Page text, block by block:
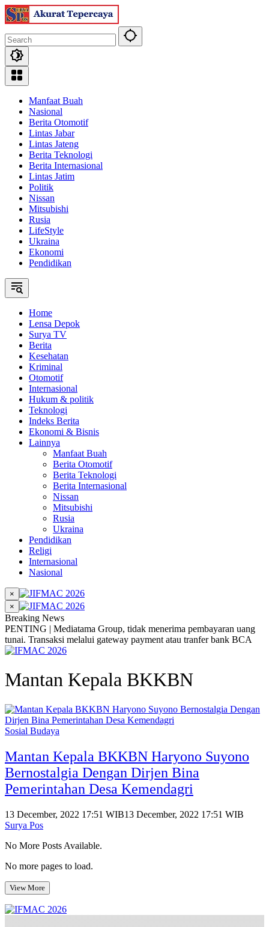
Skip
to
Manfaat Buah
Nasional
Berita Otomotif
Lintas Jabar
Lintas Jateng
Berita Teknologi
Berita Internasional
Lintas Jatim
Politik
Nissan
Mitsubishi
Rusia
LifeStyle
Ukraina
Ekonomi
Pendidikan
Home
Lensa Depok
Surya TV
Berita
Kesehatan
Kriminal
Otomotif
Internasional
Hukum & politik
Teknologi
Indeks Berita
Ekonomi & Bisnis
Lainnya
Manfaat Buah
Berita Otomotif
Berita Teknologi
Berita Internasional
Nissan
Mitsubishi
Rusia
Ukraina
Pendidikan
Religi
Internasional
Nasional
×
×
Breaking News
PENTING | Mediatama Group, tidak menerima pembayaran uang
tunai. Transaksi melalui gateway payment atau tranfer bank BCA
Mantan Kepala BKKBN
Sosial Budaya
Mantan Kepala BKKBN Haryono Suyono
Bernostalgia Dengan Dirjen Bina
Pemerintahan Desa Kemendagri
13 December, 2022 17:51 WIB13 December, 2022 17:51 WIB
Surya Pos
No More Posts Available.
No more pages to load.
View More